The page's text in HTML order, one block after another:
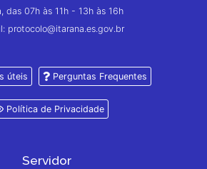
das 07h às 11h - 13h às 16h
protocolo@itarana.es.gov.br
úteis Perguntas Frequentes
Política de Privacidade
Servidor